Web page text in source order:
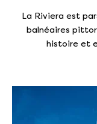
La Riviera est
balnéaires
histoire et